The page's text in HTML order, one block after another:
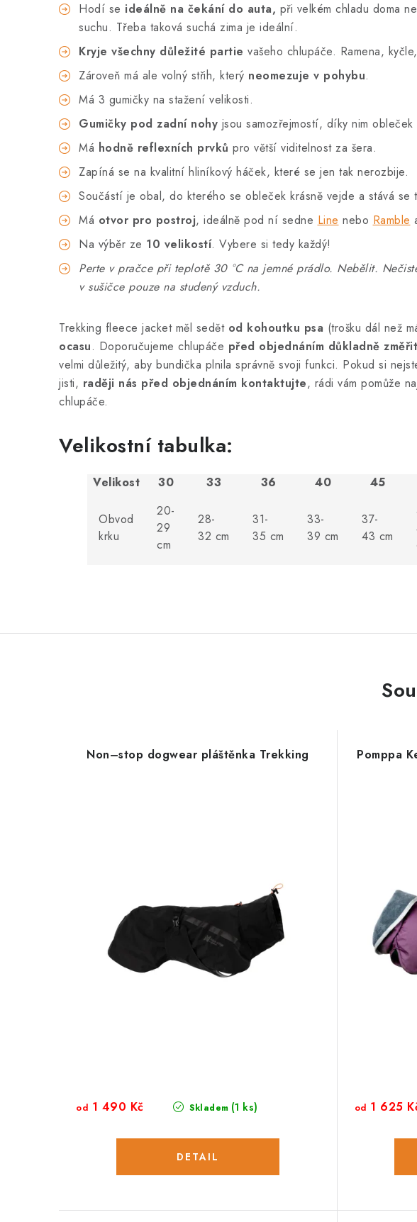
Hodí se ideálně na čekání do auta, při velkém chladu doma
suchu. Třeba taková suchá zima je ideální.
Kryje všechny důležité partie vašeho chlupáče. Ramena,
Zároveň má ale volný střih, který neomezuje v pohybu.
Má 3 gumičky na stažení velikosti.
Gumičky pod zadní nohy jsou samozřejmostí, díky nim
Má hodně reflexních prvků pro větší viditelnost za šera.
Zapíná se na kvalitní hliníkový háček, které se jen tak nerozbije.
Součástí je obal, do kterého se obleček krásně vejde a stává se
Má otvor pro postroj, ideálně pod ní sedne Line nebo Ramble
Na výběr ze 10 velikostí. Vybere si tedy každý!
Perte v pračce při teplotě 30 °C na jemné prádlo. Nebělit.
v sušičce pouze na studený vzduch.
Trekking fleece jacket měl sedět od kohoutku psa (trošku dál než
ocasu. Doporučujeme chlupáče před objednáním důkladně změřit
velmi důležitý, aby bundička plnila správně svoji funkci. Pokud si
jisti, raději nás před objednáním kontaktujte, rádi vám pomůže
chlupáče.
Velikostní tabulka:
Velikost 30 33 36 40 45
Obvod
krku
20-
29
cm
28-
32 cm
31-
35 cm
33-
39 cm
37-
43 cm
Non–stop dogwear pláštěnka Trekking
Skladem (1 ks)
od 1 490 Kč
Pomppa
od 1 625